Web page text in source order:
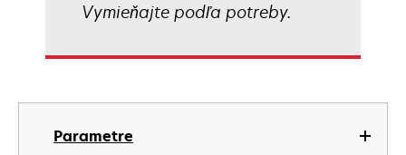
Parametre
Vymieňajte podľa potreby.